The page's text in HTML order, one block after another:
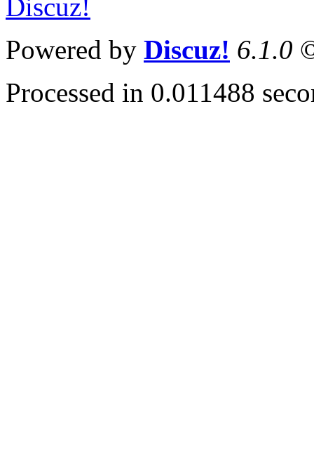
Powered by Discuz! 6.1.0
Processed in 0.011488